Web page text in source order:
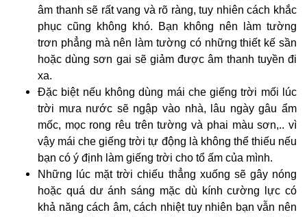
âm thanh sẽ rất vang và rõ ràng, tuy nhiên cách khắc
phục cũng không khó. Bạn không nên làm tường
trơn phẳng mà nên làm tường có những thiết kế sần
hoặc dùng sơn gai sẽ giảm được âm thanh tuyền đi
xa.
Đặc biệt nếu không dùng mái che giếng trời mối lúc
trời mưa nước sẽ ngập vào nhà, lâu ngày gâu ẩm
mốc, mọc rong rêu trên tường và phai màu sơn,.. vì
vậy mái che giếng trời tự động là không thể thiếu nếu
bạn có ý định làm giếng trời cho tổ ấm của mình.
Những lúc mặt trời chiếu thẳng xuống sẽ gây nóng
hoặc quá dư ánh sáng mặc dù kính cường lực có
khả năng cách âm, cách nhiệt tuy nhiên bạn vẫn nên